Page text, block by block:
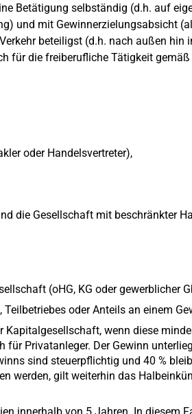
Betätigung selbständig (d.h. auf
und mit Gewinnerzielungsabsicht
beteiligst (d.h. nach außen hin
für die freiberufliche Tätigkeit gemäß
oder Handelsvertreter),
die Gesellschaft mit beschränkter
(oHG, KG oder gewerblicher
oder Anteils an einem
wenn diese
Privatanleger. Der Gewinn
sind steuerpflichtig und 40 %
werden, gilt weiterhin das